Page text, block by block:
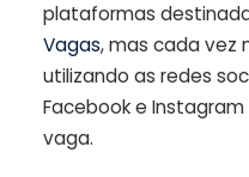
plataformas
Vagas, mas cada vez
utilizando as redes
Facebook e
vaga.